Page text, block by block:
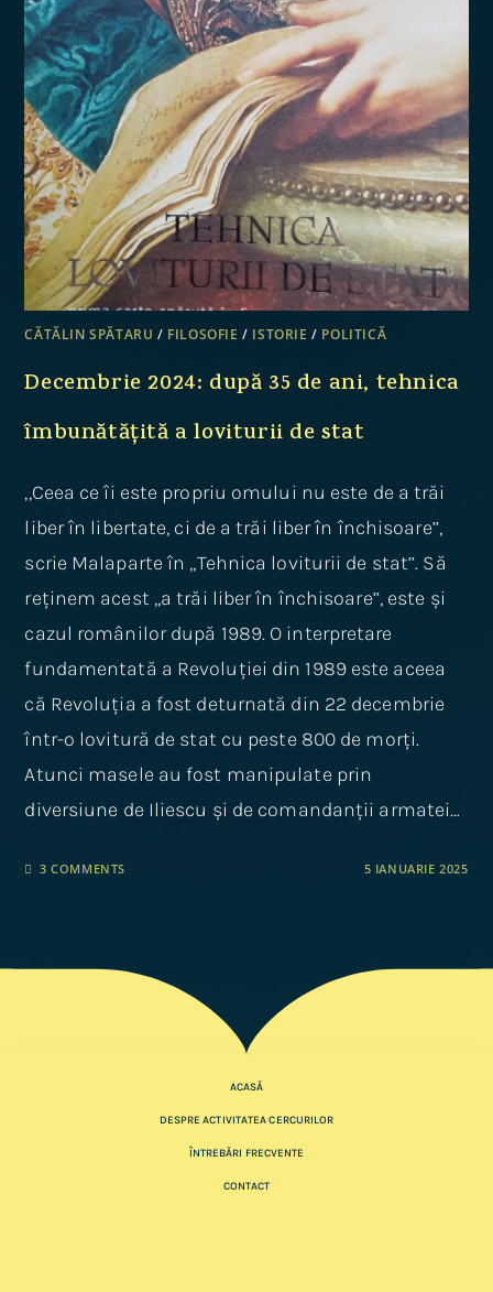
CĂTĂLIN SPĂTARU / FILOSOFIE / ISTORIE / POLITICĂ
Decembrie 2024: după 35 de ani, tehnica
îmbunătățită a loviturii de stat
,,Ceea ce îi este propriu omului nu este de a trăi
liber în libertate, ci de a trăi liber în închisoare’’,
scrie Malaparte în ,,Tehnica loviturii de stat’’. Să
reținem acest ,,a trăi liber în închisoare’’, este și
cazul românilor după 1989. O interpretare
fundamentată a Revoluției din 1989 este aceea
că Revoluția a fost deturnată din 22 decembrie
într-o lovitură de stat cu peste 800 de morți.
Atunci masele au fost manipulate prin
diversiune de Iliescu și de comandanții armatei…
3 COMMENTS 5 IANUARIE 2025
ACASĂ
DESPRE ACTIVITATEA CERCURILOR
ÎNTREBĂRI FRECVENTE
CONTACT